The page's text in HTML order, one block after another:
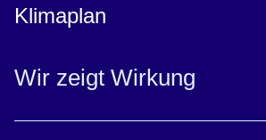
Klimaplan
Wir zeigt Wirkung